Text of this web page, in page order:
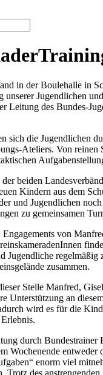
in der Boulehalle in
unserer Jugendlichen
Leitung des Bundes-
sich die Jugendlichen
Ateliers. Von reinen
beiden
Kindern aus dem
und Jugendlichen
zu gemeinsamen
Engagements von
Jugendliche regelmäßig
zusammen.
Stelle Manfred,
Unterstützung an
wird es für die
durch Bundestrainer
Wochenende entweder
enorm viel
Trotz des anstrengenden